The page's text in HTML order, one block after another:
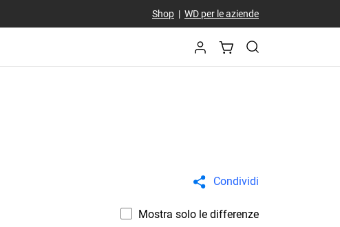
Shop| WD per le aziende
Condividi
Mostra solo le differenze